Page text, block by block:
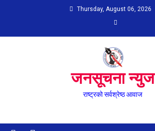
Thursday, August 06, 2026
जनसूचना न्युज
राष्ट्रको सर्वश्रेष्ठ आवाज